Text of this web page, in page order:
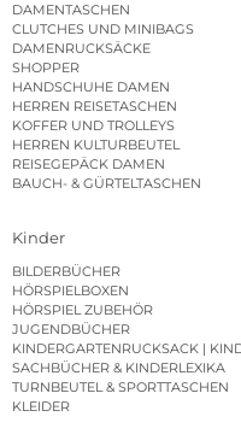
DAMENTASCHEN
CLUTCHES UND MINIBAGS
DAMENRUCKSÄCKE
SHOPPER
HANDSCHUHE DAMEN
HERREN REISETASCHEN
KOFFER UND TROLLEYS
HERREN KULTURBEUTEL
REISEGEPÄCK DAMEN
BAUCH- & GÜRTELTASCHEN
Kinder
BILDERBÜCHER
HÖRSPIELBOXEN
HÖRSPIEL ZUBEHÖR
JUGENDBÜCHER
SACHBÜCHER & KINDERLEXIKA
TURNBEUTEL & SPORTTASCHEN
KLEIDER